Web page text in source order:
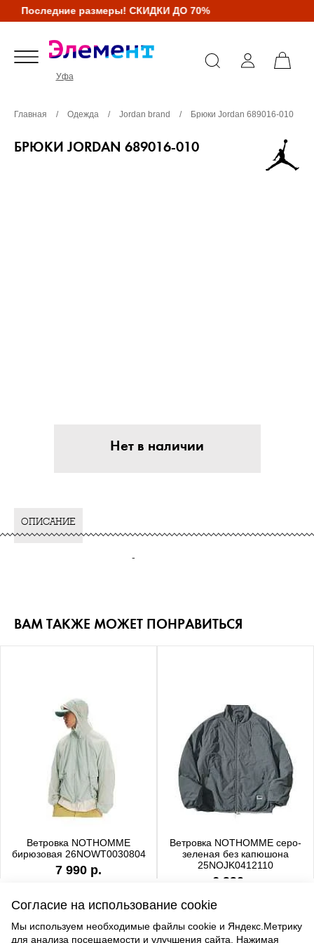
Последние размеры! СКИДКИ ДО 70%
Уфа
Главная / Одежда / Jordan brand / Брюки Jordan 689016-010
БРЮКИ JORDAN 689016-010
Нет в наличии
ОПИСАНИЕ
-
ВАМ ТАКЖЕ МОЖЕТ ПОНРАВИТЬСЯ
Ветровка NOTHOMME
бирюзовая 26NOWT0030804
7 990 р.
Ветровка NOTHOMME серо-
зеленая без капюшона
25NOJK0412110
6 990 р.
Согласие на использование cookie
Мы используем необходимые файлы cookie и Яндекс.Метрику
для анализа посещаемости и улучшения сайта. Нажимая